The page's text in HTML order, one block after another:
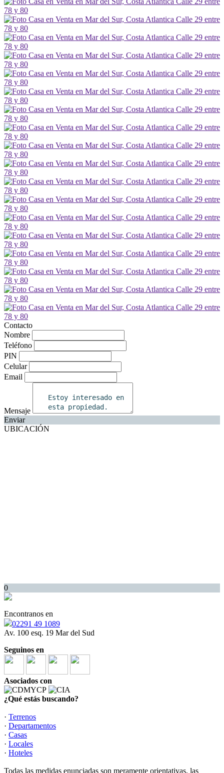
Contacto
Nombre
Teléfono
PIN
Celular
Email
Mensaje
Enviar
UBICACIÓN
0
Encontranos en
02291 49 1089
Av. 100 esq. 19 Mar del Sud
Seguinos en
Asociados con
¿Qué estás buscando?
· Terrenos
· Departamentos
· Casas
· Locales
· Hoteles
Todas las medidas enunciadas son meramente orientativas, las